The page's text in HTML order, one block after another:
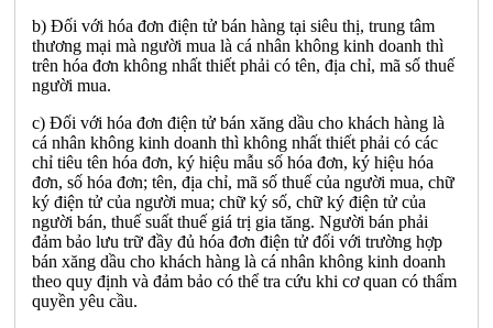
b) Đối với hóa đơn điện tử bán hàng tại siêu thị, trung tâm
thương mại mà người mua là cá nhân không kinh doanh thì
trên hóa đơn không nhất thiết phải có tên, địa chỉ, mã số thuế
người mua.
c) Đối với hóa đơn điện tử bán xăng dầu cho khách hàng là
cá nhân không kinh doanh thì không nhất thiết phải có các
chỉ tiêu tên hóa đơn, ký hiệu mẫu số hóa đơn, ký hiệu hóa
đơn, số hóa đơn; tên, địa chỉ, mã số thuế của người mua, chữ
ký điện tử của người mua; chữ ký số, chữ ký điện tử của
người bán, thuế suất thuế giá trị gia tăng. Người bán phải
đảm bảo lưu trữ đầy đủ hóa đơn điện tử đối với trường hợp
bán xăng dầu cho khách hàng là cá nhân không kinh doanh
theo quy định và đảm bảo có thể tra cứu khi cơ quan có thẩm
quyền yêu cầu.